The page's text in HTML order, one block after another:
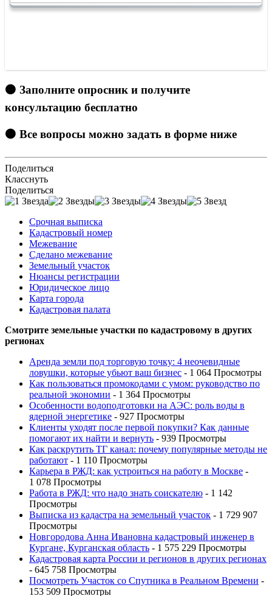
🟠 Заполните опросник и получите
консультацию бесплатно
🟠 Все вопросы можно задать в форме ниже
Поделиться
Класснуть
Поделиться
Срочная выписка
Кадастровый номер
Межевание
Сделано межевание
Земельный участок
Нюансы регистрации
Юридическое лицо
Карта города
Кадастровая палата
Смотрите земельные участки по кадастровому в других
регионах
Аренда земли под торговую точку: 4 неочевидные
ловушки, которые убьют ваш бизнес - 1 064 Просмотры
Как пользоваться промокодами с умом: руководство по
реальной экономии - 1 364 Просмотры
Особенности водоподготовки на АЭС: роль воды в
ядерной энергетике - 927 Просмотры
Клиенты уходят после первой покупки? Как данные
помогают их найти и вернуть - 939 Просмотры
Как раскрутить ТГ канал: почему популярные методы не
работают - 1 110 Просмотры
Карьера в РЖД: как устроиться на работу в Москве -
1 078 Просмотры
Работа в РЖД: что надо знать соискателю - 1 142
Просмотры
Выписка из кадастра на земельный участок - 1 729 907
Просмотры
Новгородова Анна Ивановна кадастровый инженер в
Кургане, Курганская область - 1 575 229 Просмотры
Кадастровая карта России и регионов в других регионах
- 645 758 Просмотры
Посмотреть Участок со Спутника в Реальном Времени -
153 509 Просмотры